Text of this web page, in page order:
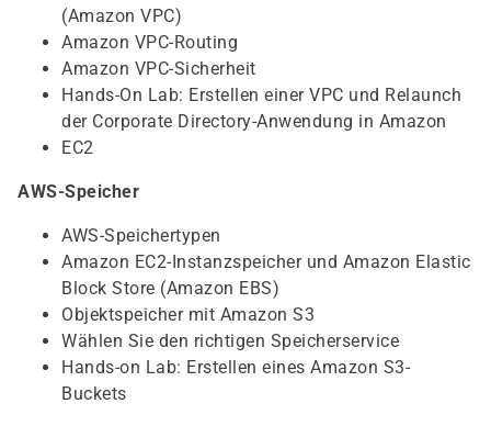
(Amazon VPC)
Amazon VPC-Routing
Amazon VPC-Sicherheit
Hands-On Lab: Erstellen einer VPC und Relaunch
der Corporate Directory-Anwendung in Amazon
EC2
AWS-Speicher
AWS-Speichertypen
Amazon EC2-Instanzspeicher und Amazon Elastic
Block Store (Amazon EBS)
Objektspeicher mit Amazon S3
Wählen Sie den richtigen Speicherservice
Hands-on Lab: Erstellen eines Amazon S3-
Buckets